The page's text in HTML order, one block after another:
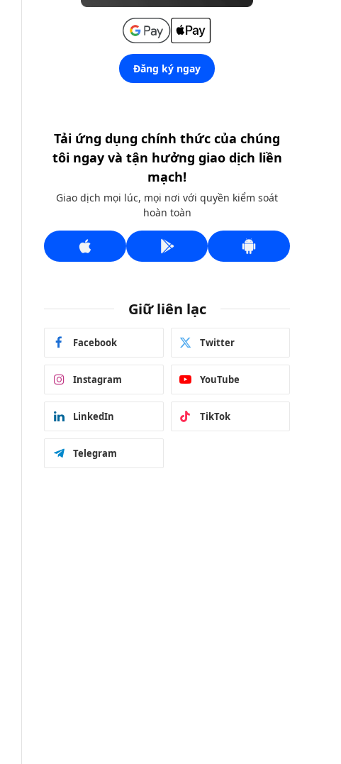
Đăng ký ngay
Tải ứng dụng chính thức của chúng
tôi ngay và tận hưởng giao dịch liền
mạch!
Giao dịch mọi lúc, mọi nơi với quyền kiểm soát
hoàn toàn
Giữ liên lạc
Facebook Twitter
Instagram YouTube
LinkedIn TikTok
Telegram